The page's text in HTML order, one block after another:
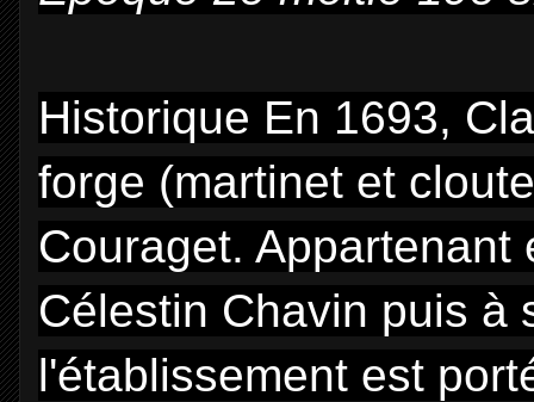
Historique En 1693,
forge (martinet et
Couraget.
Célestin Chavin puis à
l'établissement est